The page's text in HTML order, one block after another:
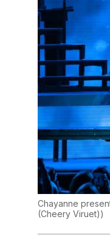
Chayanne
(Cheery Viruet))